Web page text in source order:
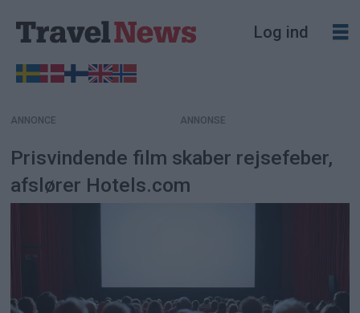
Log ind
ANNONCE
Prisvindende film skaber rejsefeber,
afslører Hotels.com